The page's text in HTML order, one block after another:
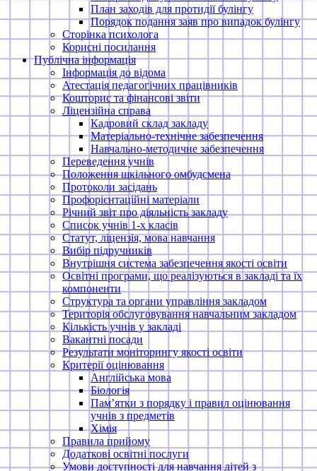
План заходів для протидії булінгу
Порядок подання заяв про випадок булінгу
Сторінка психолога
Корисні посилання
Публічна інформація
Інформація до відома
Атестація педагогічних працівників
Кошторис та фінансові звіти
Ліцензійна справа
Кадровий склад закладу
Матеріально-технічне забезпечення
Навчально-методичне забезпечення
Переведення учнів
Положення шкільного омбудсмена
Протоколи засідань
Профорієнтаційні матеріали
Річний звіт про діяльність закладу
Список учнів 1-х класів
Статут, ліцензія, мова навчання
Вибір підручників
Внутрішня система забезпечення якості освіти
Освітні програми, що реалізуються в закладі та їх
компоненти
Структура та органи управління закладом
Територія обслуговування навчальним закладом
Кількість учнів у закладі
Вакантні посади
Результати моніторингу якості освіти
Критерії оцінювання
Англійська мова
Біологія
Пам’ятки з порядку і правил оцінювання
учнів з предметів
Хімія
Правила прийому
Додаткові освітні послуги
Умови доступності для навчання дітей з